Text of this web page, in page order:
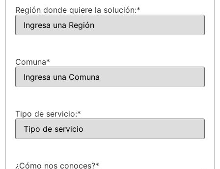
Región donde quiere la solución:*
Comuna*
Tipo de servicio:*
¿Cómo nos conoces?*